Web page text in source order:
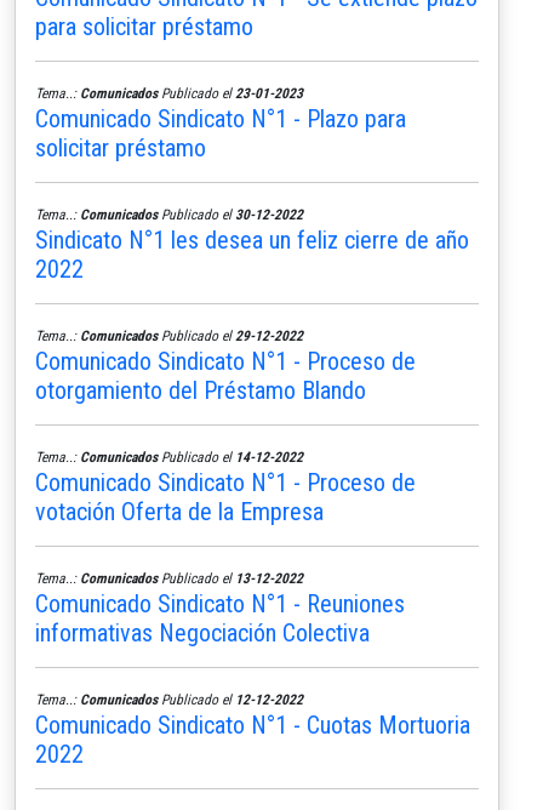
para solicitar préstamo
Tema..: ComunicadosPublicado el 23-01-2023
Comunicado Sindicato N°1 - Plazo para
solicitar préstamo
Tema..: ComunicadosPublicado el 30-12-2022
Sindicato N°1 les desea un feliz cierre de año
2022
Tema..: ComunicadosPublicado el 29-12-2022
Comunicado Sindicato N°1 - Proceso de
otorgamiento del Préstamo Blando
Tema..: ComunicadosPublicado el 14-12-2022
Comunicado Sindicato N°1 - Proceso de
votación Oferta de la Empresa
Tema..: ComunicadosPublicado el 13-12-2022
Comunicado Sindicato N°1 - Reuniones
informativas Negociación Colectiva
Tema..: ComunicadosPublicado el 12-12-2022
Comunicado Sindicato N°1 - Cuotas Mortuoria
2022